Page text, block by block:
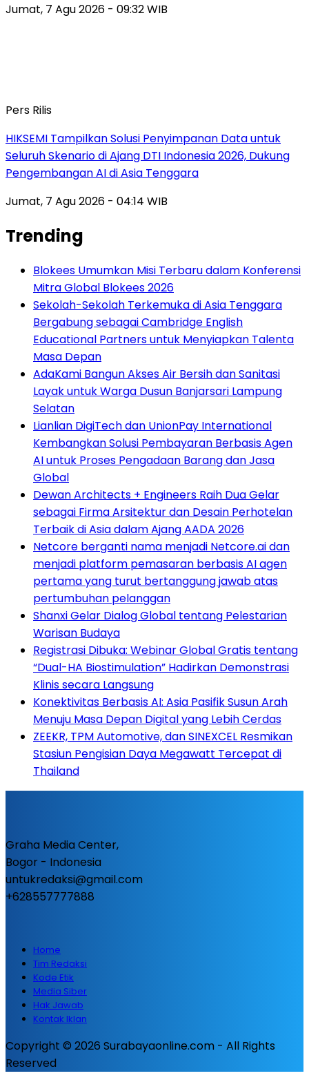
Jumat, 7 Agu 2026 - 09:32 WIB
Pers Rilis
HIKSEMI Tampilkan Solusi Penyimpanan Data untuk
Seluruh Skenario di Ajang DTI Indonesia 2026, Dukung
Pengembangan AI di Asia Tenggara
Jumat, 7 Agu 2026 - 04:14 WIB
Trending
Blokees Umumkan Misi Terbaru dalam Konferensi
Mitra Global Blokees 2026
Sekolah-Sekolah Terkemuka di Asia Tenggara
Bergabung sebagai Cambridge English
Educational Partners untuk Menyiapkan Talenta
Masa Depan
AdaKami Bangun Akses Air Bersih dan Sanitasi
Layak untuk Warga Dusun Banjarsari Lampung
Selatan
Lianlian DigiTech dan UnionPay International
Kembangkan Solusi Pembayaran Berbasis Agen
AI untuk Proses Pengadaan Barang dan Jasa
Global
Dewan Architects + Engineers Raih Dua Gelar
sebagai Firma Arsitektur dan Desain Perhotelan
Terbaik di Asia dalam Ajang AADA 2026
Netcore berganti nama menjadi Netcore.ai dan
menjadi platform pemasaran berbasis AI agen
pertama yang turut bertanggung jawab atas
pertumbuhan pelanggan
Shanxi Gelar Dialog Global tentang Pelestarian
Warisan Budaya
Registrasi Dibuka: Webinar Global Gratis tentang
“Dual-HA Biostimulation” Hadirkan Demonstrasi
Klinis secara Langsung
Konektivitas Berbasis AI: Asia Pasifik Susun Arah
Menuju Masa Depan Digital yang Lebih Cerdas
ZEEKR, TPM Automotive, dan SINEXCEL Resmikan
Stasiun Pengisian Daya Megawatt Tercepat di
Thailand
Graha Media Center,
Bogor - Indonesia
untukredaksi@gmail.com
+628557777888
Home
Tim Redaksi
Kode Etik
Media Siber
Hak Jawab
Kontak Iklan
Copyright © 2026 Surabayaonline.com - All Rights
Reserved